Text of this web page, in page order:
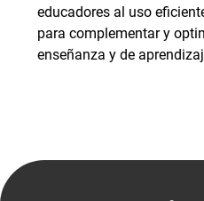
educadores al uso
para complementar y
enseñanza y de